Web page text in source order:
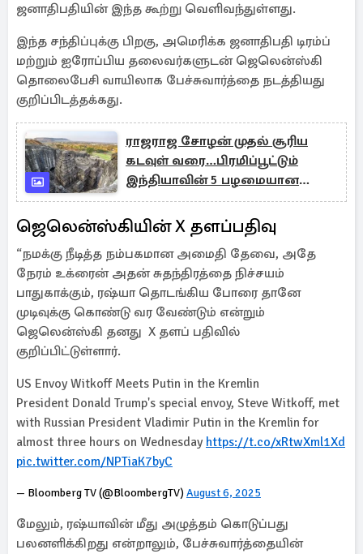
ஜனாதிபதியின் இந்த கூற்று வெளிவந்துள்ளது.
இந்த சந்திப்புக்கு பிறகு, அமெரிக்க ஜனாதிபதி டிரம்ப்
மற்றும் ஐரோப்பிய தலைவர்களுடன் ஜெலென்ஸ்கி
தொலைபேசி வாயிலாக பேச்சுவார்த்தை நடத்தியது
குறிப்பிடத்தக்கது.
ராஜராஜ சோழன் முதல் சூரிய
கடவுள் வரை…பிரமிப்பூட்டும்
இந்தியாவின் 5 பழமையான
கோயில்கள்!
ஜெலென்ஸ்கியின் X தளப்பதிவு
“நமக்கு நீடித்த நம்பகமான அமைதி தேவை, அதே
நேரம் உக்ரைன் அதன் சுதந்திரத்தை நிச்சயம்
பாதுகாக்கும், ரஷ்யா தொடங்கிய போரை தானே
முடிவுக்கு கொண்டு வர வேண்டும் என்றும்
ஜெலென்ஸ்கி தனது X தளப் பதிவில்
குறிப்பிட்டுள்ளார்.
US Envoy Witkoff Meets Putin in the Kremlin
President Donald Trump's special envoy, Steve Witkoff, met
with Russian President Vladimir Putin in the Kremlin for
almost three hours on Wednesday https://t.co/xRtwXml1Xd
pic.twitter.com/NPTiaK7byC
— Bloomberg TV (@BloombergTV) August 6, 2025
மேலும், ரஷ்யாவின் மீது அழுத்தம் கொடுப்பது
பலனளிக்கிறது என்றாலும், பேச்சுவார்த்தையின்